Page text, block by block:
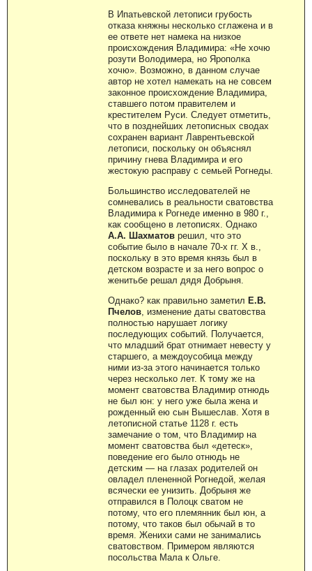
В Ипатьевской летописи грубость
отказа княжны несколько сглажена и в
ее ответе нет намека на низкое
происхождения Владимира: «Не хочю
розути Володимера, но Ярополка
хочю». Возможно, в данном случае
автор не хотел намекать на не совсем
законное происхождение Владимира,
ставшего потом правителем и
крестителем Руси. Следует отметить,
что в позднейших летописных сводах
сохранен вариант Лаврентьевской
летописи, поскольку он объяснял
причину гнева Владимира и его
жестокую расправу с семьей Рогнеды.
Большинство исследователей не
сомневались в реальности сватовства
Владимира к Рогнеде именно в 980 г.,
как сообщено в летописях. Однако
А.А. Шахматов решил, что это
событие было в начале 70-х гг. Х в.,
поскольку в это время князь был в
детском возрасте и за него вопрос о
женитьбе решал дядя Добрыня.
Однако? как правильно заметил Е.В.
Пчелов , изменение даты сватовства
полностью нарушает логику
последующих событий. Получается,
что младший брат отнимает невесту у
старшего, а междоусобица между
ними из-за этого начинается только
через несколько лет. К тому же на
момент сватовства Владимир отнюдь
не был юн: у него уже была жена и
рожденный ею сын Вышеслав. Хотя в
летописной статье 1128 г. есть
замечание о том, что Владимир на
момент сватовства был «детеск»,
поведение его было отнюдь не
детским — на глазах родителей он
овладел плененной Рогнедой, желая
всячески ее унизить. Добрыня же
отправился в Полоцк сватом не
потому, что его племянник был юн, а
потому, что таков был обычай в то
время. Женихи сами не занимались
сватовством. Примером являются
посольства Мала к Ольге.